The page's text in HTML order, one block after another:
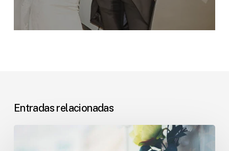
Entradas relacionadas